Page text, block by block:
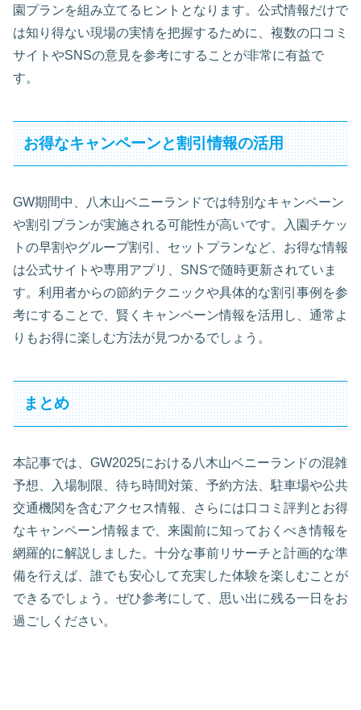
園プランを組み立てるヒントとなります。公式情報だけで
は知り得ない現場の実情を把握するために、複数の口コミ
サイトやSNSの意見を参考にすることが非常に有益で
す。
お得なキャンペーンと割引情報の活用
GW期間中、八木山ベニーランドでは特別なキャンペーン
や割引プランが実施される可能性が高いです。入園チケッ
トの早割やグループ割引、セットプランなど、お得な情報
は公式サイトや専用アプリ、SNSで随時更新されていま
す。利用者からの節約テクニックや具体的な割引事例を参
考にすることで、賢くキャンペーン情報を活用し、通常よ
りもお得に楽しむ方法が見つかるでしょう。
まとめ
本記事では、GW2025における八木山ベニーランドの混雑
予想、入場制限、待ち時間対策、予約方法、駐車場や公共
交通機関を含むアクセス情報、さらには口コミ評判とお得
なキャンペーン情報まで、来園前に知っておくべき情報を
網羅的に解説しました。十分な事前リサーチと計画的な準
備を行えば、誰でも安心して充実した体験を楽しむことが
できるでしょう。ぜひ参考にして、思い出に残る一日をお
過ごしください。